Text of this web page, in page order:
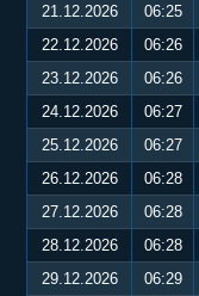
21.12.2026
06:25
22.12.2026
06:26
23.12.2026
06:26
24.12.2026
06:27
25.12.2026
06:27
26.12.2026
06:28
27.12.2026
06:28
28.12.2026
06:28
29.12.2026
06:29